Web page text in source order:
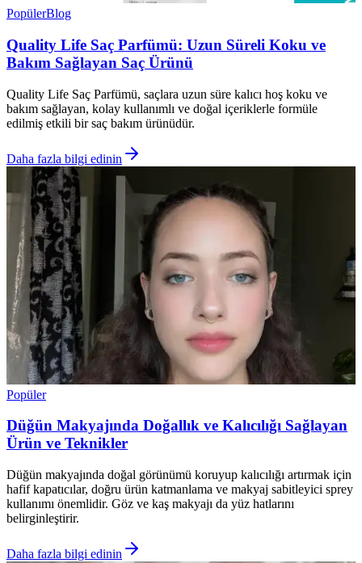
PopülerBlog
Quality Life Saç Parfümü: Uzun Süreli Koku ve
Bakım Sağlayan Saç Ürünü
Quality Life Saç Parfümü, saçlara uzun süre kalıcı hoş koku ve
bakım sağlayan, kolay kullanımlı ve doğal içeriklerle formüle
edilmiş etkili bir saç bakım ürünüdür.
Daha fazla bilgi edinin
Popüler
Düğün Makyajında Doğallık ve Kalıcılığı Sağlayan
Ürün ve Teknikler
Düğün makyajında doğal görünümü koruyup kalıcılığı artırmak için
hafif kapatıcılar, doğru ürün katmanlama ve makyaj sabitleyici sprey
kullanımı önemlidir. Göz ve kaş makyajı da yüz hatlarını
belirginleştirir.
Daha fazla bilgi edinin